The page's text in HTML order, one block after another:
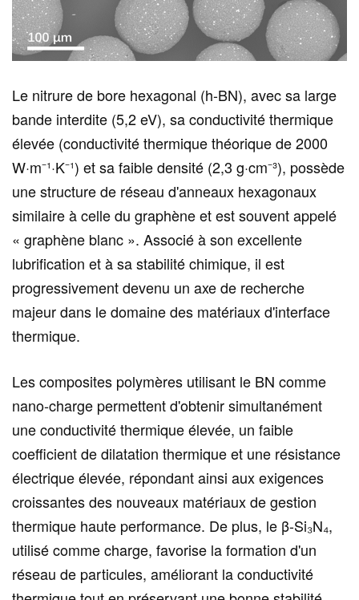
Le nitrure de bore hexagonal (h-BN), avec sa large
bande interdite (5,2 eV), sa conductivité thermique
élevée (conductivité thermique théorique de 2000
W·m⁻¹·K⁻¹) et sa faible densité (2,3 g·cm⁻³), possède
une structure de réseau d'anneaux hexagonaux
similaire à celle du graphène et est souvent appelé
« graphène blanc ». Associé à son excellente
lubrification et à sa stabilité chimique, il est
progressivement devenu un axe de recherche
majeur dans le domaine des matériaux d'interface
thermique.
Les composites polymères utilisant le BN comme
nano-charge permettent d'obtenir simultanément
une conductivité thermique élevée, un faible
coefficient de dilatation thermique et une résistance
électrique élevée, répondant ainsi aux exigences
croissantes des nouveaux matériaux de gestion
thermique haute performance. De plus, le β-Si₃N₄,
utilisé comme charge, favorise la formation d'un
réseau de particules, améliorant la conductivité